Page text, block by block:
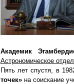
Академик
Астрономическое
Пять лет спустя, в
точек»на соискание